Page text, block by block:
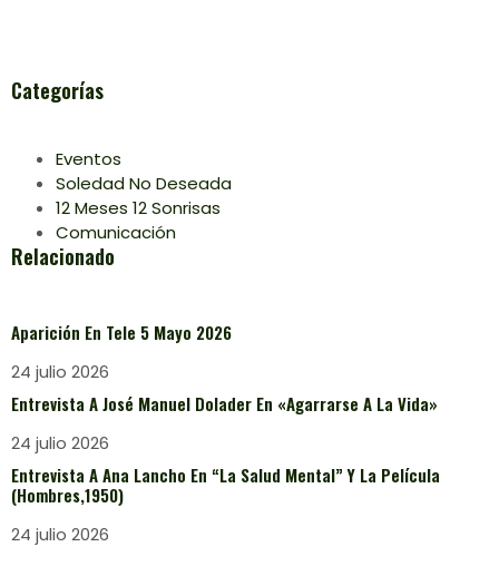
Categorías
Eventos
Soledad No Deseada
12 Meses 12 Sonrisas
Comunicación
Relacionado
Aparición En Tele 5 Mayo 2026
24 julio 2026
Entrevista A José Manuel Dolader En «Agarrarse A La Vida»
24 julio 2026
Entrevista A Ana Lancho En “La Salud Mental” Y La Película
(Hombres,1950)
24 julio 2026